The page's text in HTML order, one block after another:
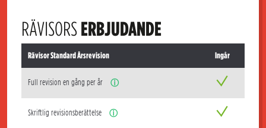
RÄVISORSERBJUDANDE
Rävisor Standard Årsrevision Ingår
Full revision en gång per år ⓘ
Skriftlig revisionsberättelse ⓘ